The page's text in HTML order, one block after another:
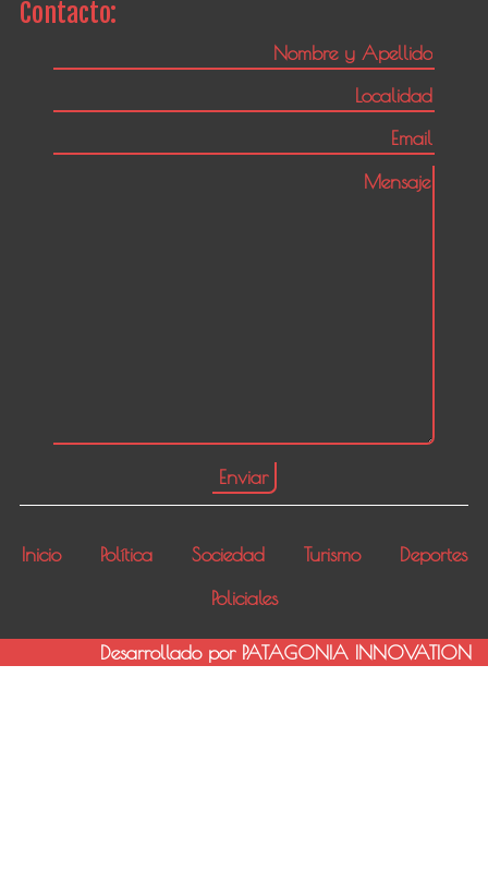
Contacto:
Inicio Política Sociedad Turismo
Deportes
Policiales
Desarrollado por PATAGONIA INNOVATION